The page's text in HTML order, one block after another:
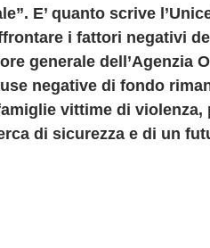
E’ quanto scrive
i fattori negativi
generale dell’Agenzia
negative di fondo
vittime di
di sicurezza e di un